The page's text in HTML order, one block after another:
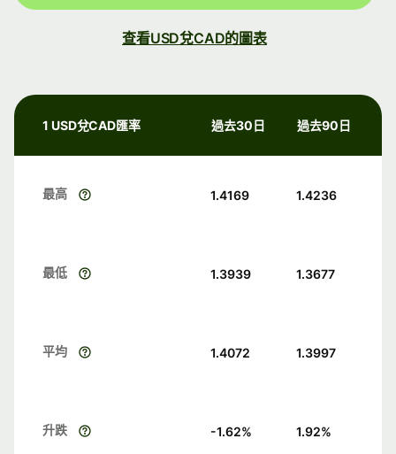
查看USD兌CAD的圖表
1 USD兌CAD匯率 過去30日 過去90日
最高 1.4169 1.4236
最低 1.3939 1.3677
平均 1.4072 1.3997
升跌 -1.62% 1.92%